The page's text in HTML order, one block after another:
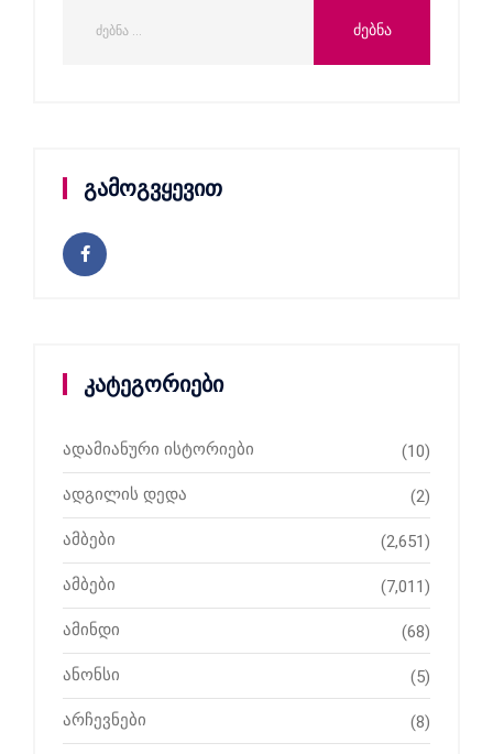
გამოგვყევით
კატეგორიები
ადამიანური ისტორიები (10)
ადგილის დედა (2)
ამბები (2,651)
ამბები (7,011)
ამინდი (68)
ანონსი (5)
არჩევნები (8)